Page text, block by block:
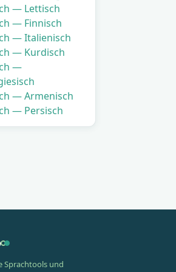
— Lettisch
— Finnisch
— Italienisch
— Kurdisch
—
— Armenisch
— Persisch
Sprachtools und